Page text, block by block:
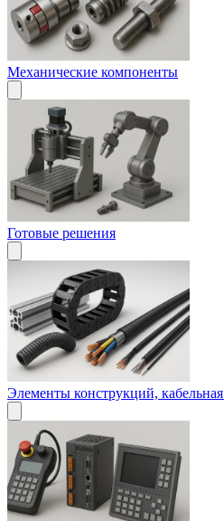
Механические компоненты
Готовые решения
Элементы конструкций, кабельная
Системы управления ЧПУ/ПЛК/